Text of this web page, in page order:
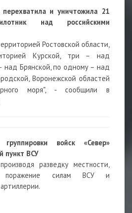
и уничтожила 21
над российскими
Ростовской области,
Курской, три – над
над Брянской, по одному – над
Воронежской областей
моря", - сообщили в
войск «Север»
пункт ВСУ
разведку местности,
поражение силам ВСУ и